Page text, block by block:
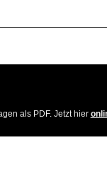
als PDF. Jetzt hier